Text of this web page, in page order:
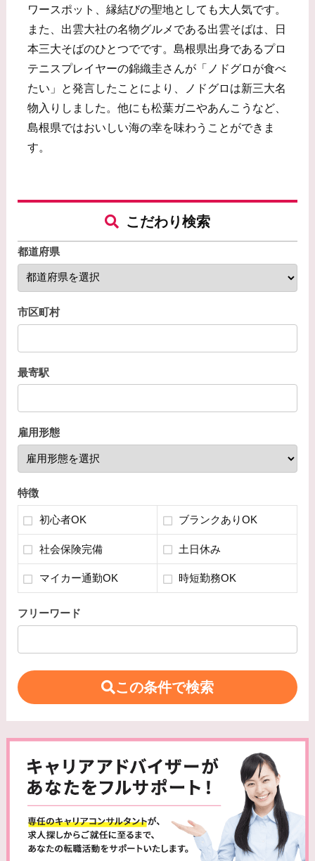
ワースポット、縁結びの聖地としても大人気です。
また、出雲大社の名物グルメである出雲そばは、日
本三大そばのひとつでです。島根県出身であるプロ
テニスプレイヤーの錦織圭さんが「ノドグロが食べ
たい」と発言したことにより、ノドグロは新三大名
物入りしました。他にも松葉ガニやあんこうなど、
島根県ではおいしい海の幸を味わうことができま
す。
こだわり検索
都道府県
市区町村
最寄駅
雇用形態
特徴
初心者OK ブランクありOK
社会保険完備 土日休み
マイカー通勤OK 時短勤務OK
フリーワード
この条件で検索